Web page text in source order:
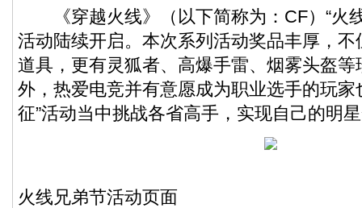
《穿越火线》（以下简称为：CF）“火
活动陆续开启。本次系列活动奖品丰厚，不
道具，更有灵狐者、高爆手雷、烟雾头盔
外，热爱电竞并有意愿成为职业选手的玩家
征”活动当中挑战各省高手，实现自己的明
火线兄弟节活动页面